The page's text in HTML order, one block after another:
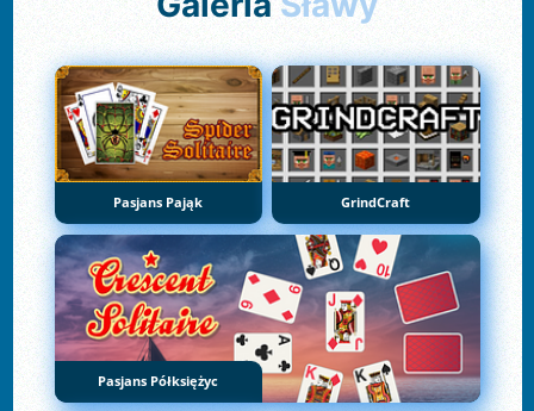
Pasjans Pająk GrindCraft
Pasjans Półksiężyc